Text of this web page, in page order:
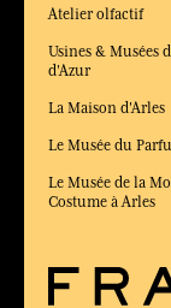
Atelier olfactif
Usines & Musées
d'Azur
La Maison d'Arles
Le Musée du
Le Musée de la
Costume à Arles